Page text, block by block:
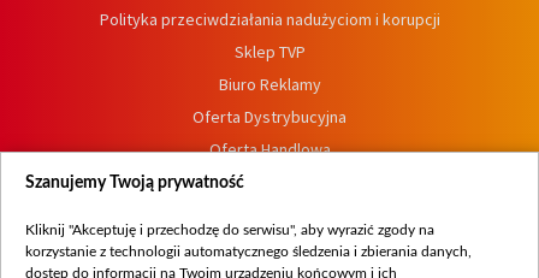
Polityka przeciwdziałania nadużyciom i korupcji
Sklep TVP
Biuro Reklamy
Oferta Dystrybucyjna
Oferta Handlowa
Dostępność
Procedura zgłoszeń wewnętrznych
Szanujemy Twoją prywatność
Kliknij "Akceptuję i przechodzę do serwisu", aby wyrazić zgody na
korzystanie z technologii automatycznego śledzenia i zbierania danych,
dostęp do informacji na Twoim urządzeniu końcowym i ich